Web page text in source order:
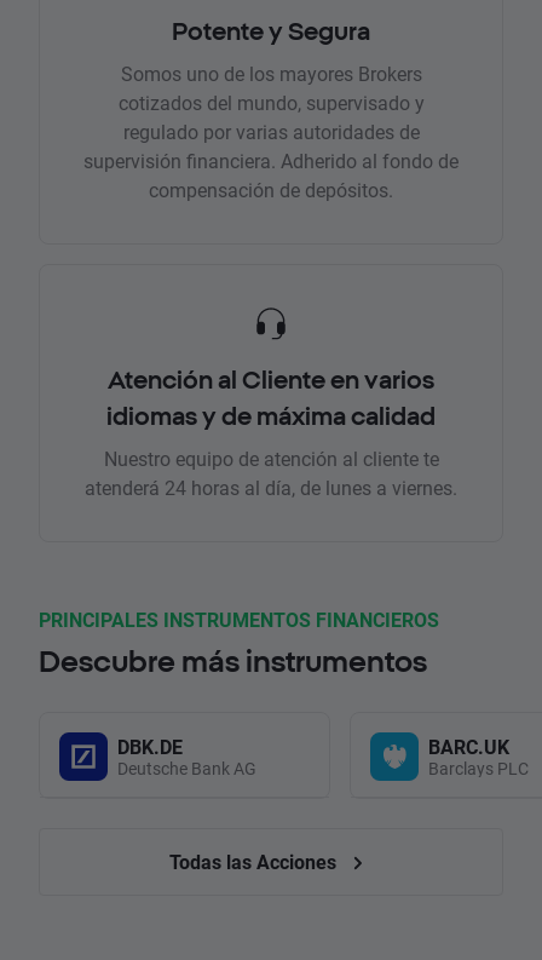
Potente y Segura
Somos uno de los mayores Brokers
cotizados del mundo, supervisado y
regulado por varias autoridades de
supervisión financiera. Adherido al fondo de
compensación de depósitos.
Atención al Cliente en varios
idiomas y de máxima calidad
Nuestro equipo de atención al cliente te
atenderá 24 horas al día, de lunes a viernes.
PRINCIPALES INSTRUMENTOS FINANCIEROS
Descubre más instrumentos
DBK.DE
Deutsche Bank AG
BARC.UK
Barclays PLC
Todas las Acciones